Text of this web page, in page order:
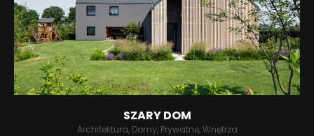
SZARY DOM
Architektura, Domy, Prywatne, Wnętrza